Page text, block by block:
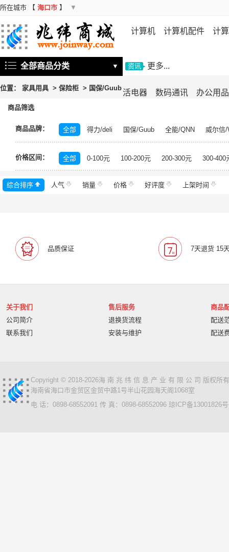
所在城市 【 海口市 】 ▼
计算机 计算机配件 计
机 存储设备
活电器 数码通讯 办公用品
全部商品分类 ▼ 资讯 更多...
位置： 家具用具 > 保险柜 > 国保/Guub
商品筛选
商品品牌： 全部 得力/deli 国保/Guub 全能/QNN
威尔信
联华/LENWA
晨光/M&G 虎牌/HUPAI
中伟/
向氏鑫源
惠佳 麦森/maisen 威尔信 中伟
价格区间： 全部 0-100元 100-200元 200-300元 300-400
综合排序 人气 销量 价格 好评度 上架时间
品质保证 7天退货 15
关于我们
公司简介
联系我们
售后服务
退换货流程
安装与维护
商品
配送
配送
Copyright © 2018-2026海 南 兆 纬 信 息 产 业 有 限 公 司 版权所
海南省海口市金贸区金贸中路1号半山花园海天阁1068室
电 话：0898-68552091 传 真：0898-68552096 琼ICP备13001826